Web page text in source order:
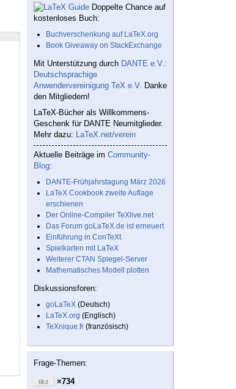
Doppelte Chance auf
kostenloses Buch:
Buchverschenkung auf LaTeX.org
Book Giveaway on StackExchange
Mit Unterstützung durch DANTE e.V.:
Deutschsprachige
Anwendervereinigung TeX e.V. Danke
den Mitgliedern!
LaTeX-Bücher als Willkommens-
Geschenk für DANTE Neumitglieder.
Mehr dazu: LaTeX.net/verein
Aktuelle Beiträge im Community-
Blog:
DANTE-Frühjahrstagung März 2026
LaTeX Cookbook zweite Auflage
erschienen
Der Online-Compiler TeXlive.net
Das Forum goLaTeX.de ist erneuert
Einführung in ConTeXt
Spielkarten mit LaTeX
Weiterer CTAN Spiegel-Server
Mathematisches Modell plotten
Diskussionsforen:
goLaTeX (Deutsch)
LaTeX.org (Englisch)
TeXnique.fr (französisch)
Frage-Themen:
tikz ×734